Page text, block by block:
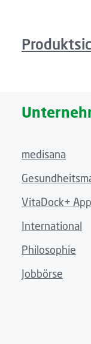
medisana
VitaDock+ App
International
Philosophie
Jobbörse